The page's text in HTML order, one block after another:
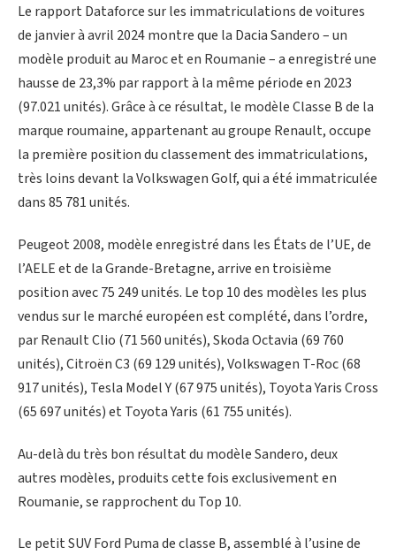
Le rapport Dataforce sur les immatriculations de voitures
de janvier à avril 2024 montre que la Dacia Sandero – un
modèle produit au Maroc et en Roumanie – a enregistré une
hausse de 23,3% par rapport à la même période en 2023
(97.021 unités). Grâce à ce résultat, le modèle Classe B de la
marque roumaine, appartenant au groupe Renault, occupe
la première position du classement des immatriculations,
très loins devant la Volkswagen Golf, qui a été immatriculée
dans 85 781 unités.
Peugeot 2008, modèle enregistré dans les États de l’UE, de
l’AELE et de la Grande-Bretagne, arrive en troisième
position avec 75 249 unités. Le top 10 des modèles les plus
vendus sur le marché européen est complété, dans l’ordre,
par Renault Clio (71 560 unités), Skoda Octavia (69 760
unités), Citroën C3 (69 129 unités), Volkswagen T-Roc (68
917 unités), Tesla Model Y (67 975 unités), Toyota Yaris Cross
(65 697 unités) et Toyota Yaris (61 755 unités).
Au-delà du très bon résultat du modèle Sandero, deux
autres modèles, produits cette fois exclusivement en
Roumanie, se rapprochent du Top 10.
Le petit SUV Ford Puma de classe B, assemblé à l’usine de